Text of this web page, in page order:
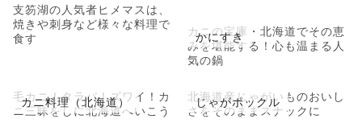
支笏湖の人気者ヒメマスは、
焼きや刺身など様々な料理で
食す
かにすき
カニの宝庫・北海道でその恵
みを堪能する！心も温まる人
気の鍋
カニ料理（北海道）
毛カニ！タラバ！ズワイ！カ
ニ三昧をしに北海道へいこう
じゃがポックル
北海道産じゃがいものおいし
さをそのままスナックに